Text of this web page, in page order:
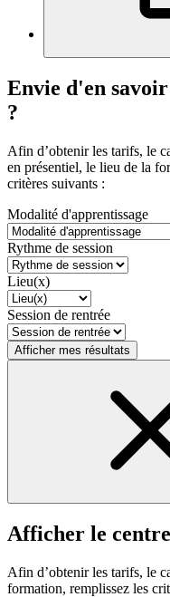
Envie d'en
?
Afin d’obtenir les tarifs, le
en présentiel, le lieu de la
critères suivants :
Modalité d'apprentissage
Rythme de session
Lieu(x)
Session de rentrée
Afficher mes résultats
Afficher le centre
Afin d’obtenir les tarifs, le
formation, remplissez les